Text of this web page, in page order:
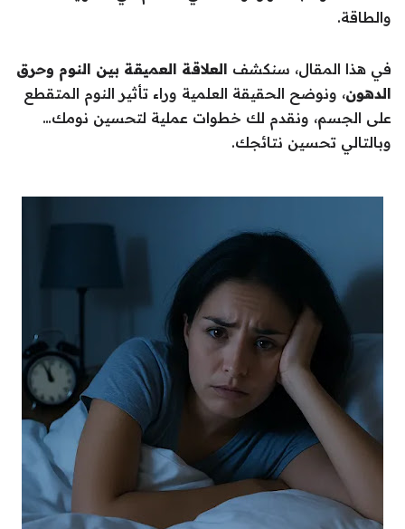
والطاقة.
في هذا المقال، سنكشف العلاقة العميقة بين النوم وحرق
الدهون، ونوضح الحقيقة العلمية وراء تأثير النوم المتقطع
على الجسم، ونقدم لك خطوات عملية لتحسين نومك…
وبالتالي تحسين نتائجك.